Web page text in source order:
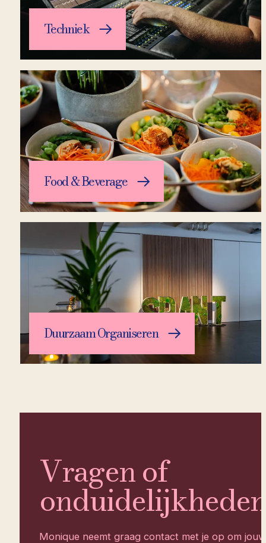
Techniek
Food & Beverage
Duurzaam Organiseren
Vragen of
Monique neemt graag contact met je op om jouw